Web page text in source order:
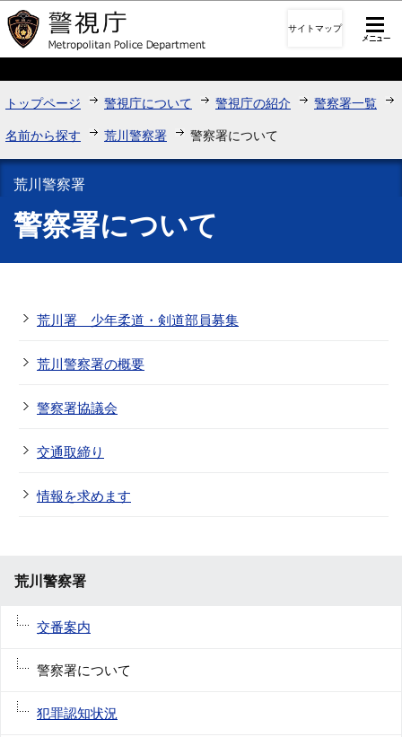
このページの本文へ移動
サイトマップ
トップページ 警視庁について 警視庁の紹介 警察署一覧
名前から探す 荒川警察署 警察署について
荒川警察署
警察署について
荒川署 少年柔道・剣道部員募集
荒川警察署の概要
警察署協議会
交通取締り
情報を求めます
荒川警察署
交番案内
警察署について
犯罪認知状況